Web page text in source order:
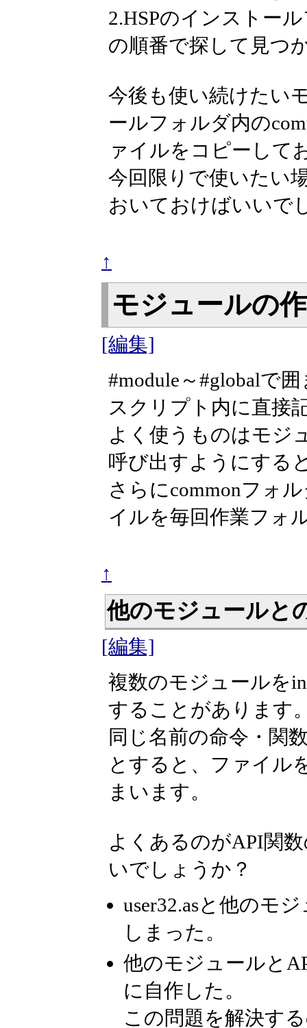
2.HSPのインストー
の順番で探して見つ
今後も使い続けたい
ールフォルダ内の
ァイルをコピーして
今回限りで使いたい
おいておけばいいで
↑
モジュールの
[編集]
#module～#globalで
スクリプト内に直接
よく使うものはモジ
呼び出すようにする
さらにcommonフォ
イルを毎回作業フォ
↑
他のモジュールと
[編集]
複数のモジュールを
することがあります
同じ名前の命令・関
とすると、ファイル
まいます。
よくあるのがAPI関
いでしょうか？
user32.asと他のモ
しまった。
他のモジュールと
に自作した。
この問題を解決す